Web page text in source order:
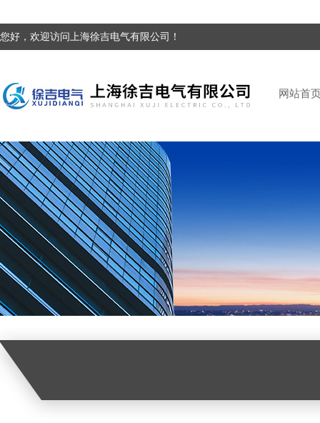
您好，欢迎访问上海徐吉电气有限公司！
网站首